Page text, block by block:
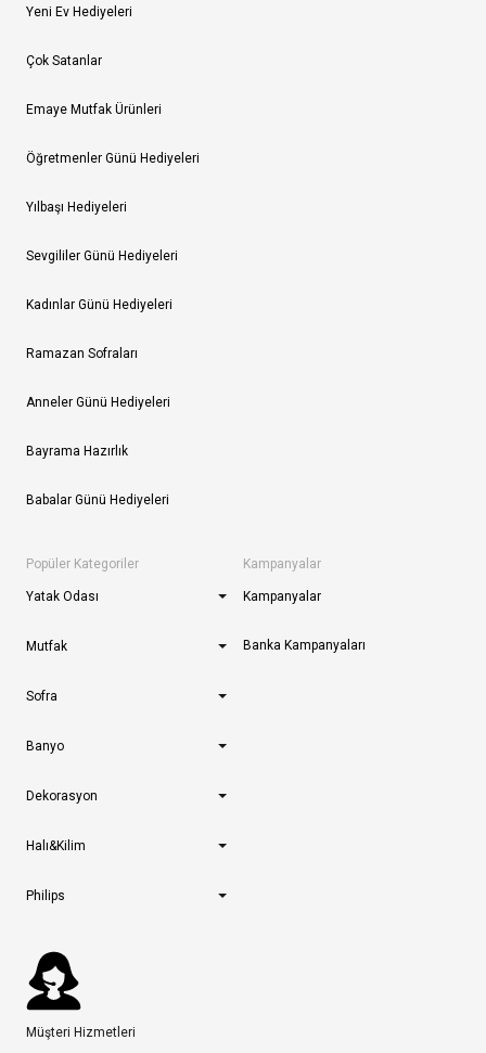
Yeni Ev Hediyeleri
Çok Satanlar
Emaye Mutfak Ürünleri
Öğretmenler Günü Hediyeleri
Yılbaşı Hediyeleri
Sevgililer Günü Hediyeleri
Kadınlar Günü Hediyeleri
Ramazan Sofraları
Anneler Günü Hediyeleri
Bayrama Hazırlık
Babalar Günü Hediyeleri
Popüler Kategoriler
Yatak Odası
Mutfak
Sofra
Banyo
Dekorasyon
Halı&Kilim
Philips
Kampanyalar
Kampanyalar
Banka Kampanyaları
Müşteri Hizmetleri